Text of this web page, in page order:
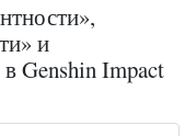
и
Genshin Impact